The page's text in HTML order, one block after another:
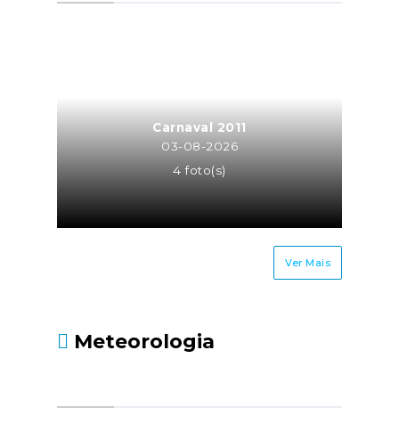
independente é equiparado a
TCO, sendo os seus honorários
recebidos pela atividade
independentes.Até quando
Declaração Modelo 3 de
social.pt/noticias/-/asset_publisher/
Carnaval 2011
03-08-2026
4 foto(s)
Ver Mais
Meteorologia